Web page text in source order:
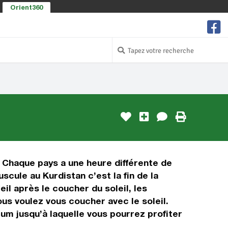
Orient360
pays a une heure différente de
au Kurdistan c’est la fin de la
après le coucher du soleil, les
voulez vous coucher avec le soleil.
jusqu’à laquelle vous pourrez profiter